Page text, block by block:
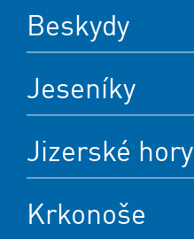
Beskydy
Jeseníky
Jizerské hory
Krkonoše